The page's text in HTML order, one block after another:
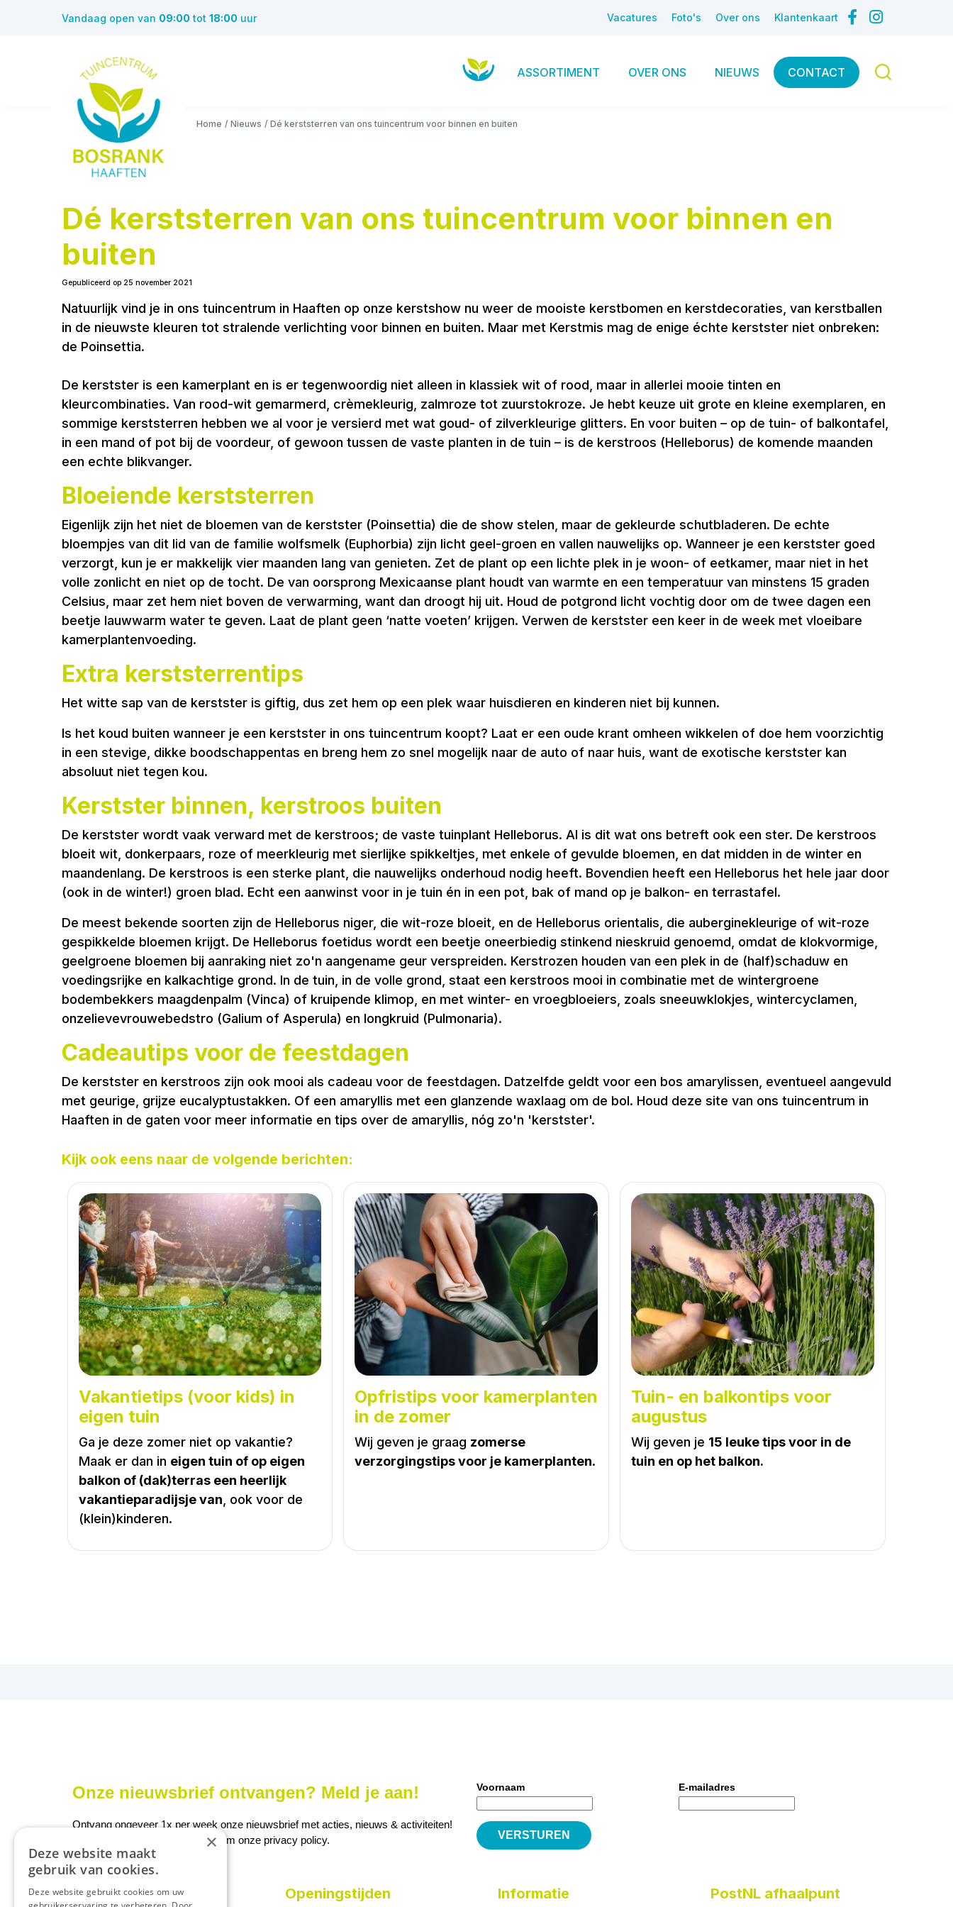
Home Nieuws Dé kerststerren van ons tuincentrum voor binnen en buiten
Vandaag open van 09:00 tot 18:00 uur Vacatures Foto's Over ons Klantenkaart
ASSORTIMENT OVER ONS NIEUWS CONTACT
Dé kerststerren van ons tuincentrum voor binnen en
buiten
Gepubliceerd op 25 november 2021
Natuurlijk vind je in ons tuincentrum in Haaften op onze kerstshow nu weer de mooiste kerstbomen en kerstdecoraties, van kerstballen
in de nieuwste kleuren tot stralende verlichting voor binnen en buiten. Maar met Kerstmis mag de enige échte kerstster niet onbreken:
de Poinsettia.
De kerstster is een kamerplant en is er tegenwoordig niet alleen in klassiek wit of rood, maar in allerlei mooie tinten en
kleurcombinaties. Van rood-wit gemarmerd, crèmekleurig, zalmroze tot zuurstokroze. Je hebt keuze uit grote en kleine exemplaren, en
sommige kerststerren hebben we al voor je versierd met wat goud- of zilverkleurige glitters. En voor buiten – op de tuin- of balkontafel,
in een mand of pot bij de voordeur, of gewoon tussen de vaste planten in de tuin – is de kerstroos (Helleborus) de komende maanden
een echte blikvanger.
Bloeiende kerststerren
Eigenlijk zijn het niet de bloemen van de kerstster (Poinsettia) die de show stelen, maar de gekleurde schutbladeren. De echte
bloempjes van dit lid van de familie wolfsmelk (Euphorbia) zijn licht geel-groen en vallen nauwelijks op. Wanneer je een kerstster goed
verzorgt, kun je er makkelijk vier maanden lang van genieten. Zet de plant op een lichte plek in je woon- of eetkamer, maar niet in het
volle zonlicht en niet op de tocht. De van oorsprong Mexicaanse plant houdt van warmte en een temperatuur van minstens 15 graden
Celsius, maar zet hem niet boven de verwarming, want dan droogt hij uit. Houd de potgrond licht vochtig door om de twee dagen een
beetje lauwwarm water te geven. Laat de plant geen ‘natte voeten’ krijgen. Verwen de kerstster een keer in de week met vloeibare
kamerplantenvoeding.
Extra kerststerrentips
Het witte sap van de kerstster is giftig, dus zet hem op een plek waar huisdieren en kinderen niet bij kunnen.
Is het koud buiten wanneer je een kerstster in ons tuincentrum koopt? Laat er een oude krant omheen wikkelen of doe hem voorzichtig
in een stevige, dikke boodschappentas en breng hem zo snel mogelijk naar de auto of naar huis, want de exotische kerstster kan
absoluut niet tegen kou.
Kerstster binnen, kerstroos buiten
De kerstster wordt vaak verward met de kerstroos; de vaste tuinplant Helleborus. Al is dit wat ons betreft ook een ster. De kerstroos
bloeit wit, donkerpaars, roze of meerkleurig met sierlijke spikkeltjes, met enkele of gevulde bloemen, en dat midden in de winter en
maandenlang. De kerstroos is een sterke plant, die nauwelijks onderhoud nodig heeft. Bovendien heeft een Helleborus het hele jaar door
(ook in de winter!) groen blad. Echt een aanwinst voor in je tuin én in een pot, bak of mand op je balkon- en terrastafel.
De meest bekende soorten zijn de Helleborus niger, die wit-roze bloeit, en de Helleborus orientalis, die auberginekleurige of wit-roze
gespikkelde bloemen krijgt. De Helleborus foetidus wordt een beetje oneerbiedig stinkend nieskruid genoemd, omdat de klokvormige,
geelgroene bloemen bij aanraking niet zo'n aangename geur verspreiden. Kerstrozen houden van een plek in de (half)schaduw en
voedingsrijke en kalkachtige grond. In de tuin, in de volle grond, staat een kerstroos mooi in combinatie met de wintergroene
bodembekkers maagdenpalm (Vinca) of kruipende klimop, en met winter- en vroegbloeiers, zoals sneeuwklokjes, wintercyclamen,
onzelievevrouwebedstro (Galium of Asperula) en longkruid (Pulmonaria).
Cadeautips voor de feestdagen
De kerstster en kerstroos zijn ook mooi als cadeau voor de feestdagen. Datzelfde geldt voor een bos amarylissen, eventueel aangevuld
met geurige, grijze eucalyptustakken. Of een amaryllis met een glanzende waxlaag om de bol. Houd deze site van ons tuincentrum in
Haaften in de gaten voor meer informatie en tips over de amaryllis, nóg zo'n 'kerstster'.
Kijk ook eens naar de volgende berichten:
Vakantietips (voor kids) in
eigen tuin
Ga je deze zomer niet op vakantie?
Maak er dan in eigen tuin of op eigen
balkon of (dak)terras een heerlijk
vakantieparadijsje van, ook voor de
(klein)kinderen.
Opfristips voor kamerplanten
in de zomer
Wij geven je graag zomerse
verzorgingstips voor je kamerplanten.
Tuin- en balkontips voor
augustus
Wij geven je 15 leuke tips voor in de
tuin en op het balkon.
Onze nieuwsbrief ontvangen? Meld je aan!
Ontvang ongeveer 1x per week onze nieuwsbrief met acties, nieuws & activiteiten!
We slaan uw gegevens op conform onze privacy policy.
Voornaam E-mailadres
Openingstijden Informatie PostNL afhaalpunt
×
Deze website maakt
gebruik van cookies.
Deze website gebruikt cookies om uw